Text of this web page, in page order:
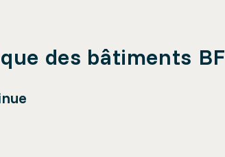
des bâtiments BF